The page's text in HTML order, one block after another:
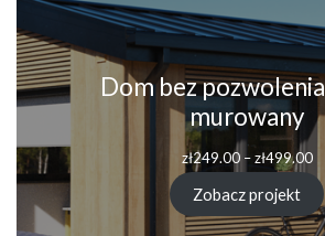
Dom bez
murowany
zł249.00 – zł499.00
Zobacz projekt